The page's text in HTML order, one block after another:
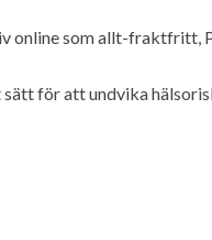
online som allt-fraktfritt,
för att undvika